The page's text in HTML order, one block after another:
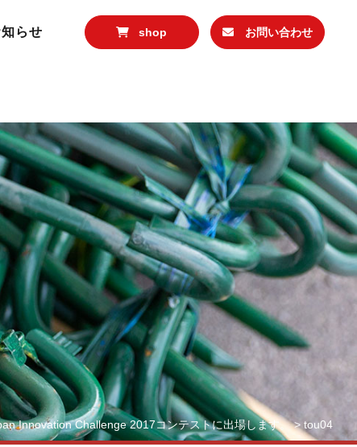
らせ shop お問い合わせ
on line
kagura-j_var02/single-default.phpon line5
Innovation Challenge 2017コンテストに出場します。> tou04